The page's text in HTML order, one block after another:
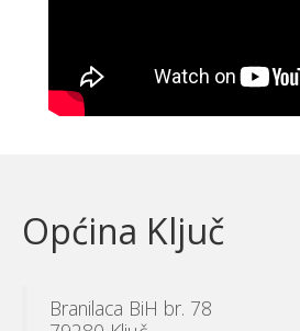
Općina Ključ
Branilaca BiH br. 78